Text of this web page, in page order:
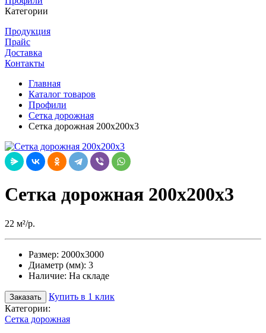
Категории
Продукция
Прайс
Доставка
Контакты
Главная
Каталог товаров
Профили
Сетка дорожная
Сетка дорожная 200х200х3
Сетка дорожная 200х200х3
22 м²/р.
Размер: 2000х3000
Диаметр (мм): 3
Наличие: На складе
Заказать
Купить в 1 клик
Категории:
Сетка дорожная